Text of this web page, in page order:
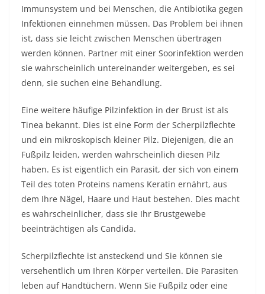
Immunsystem und bei Menschen, die Antibiotika gegen
Infektionen einnehmen müssen. Das Problem bei ihnen
ist, dass sie leicht zwischen Menschen übertragen
werden können. Partner mit einer Soorinfektion werden
sie wahrscheinlich untereinander weitergeben, es sei
denn, sie suchen eine Behandlung.
Eine weitere häufige Pilzinfektion in der Brust ist als
Tinea bekannt. Dies ist eine Form der Scherpilzflechte
und ein mikroskopisch kleiner Pilz. Diejenigen, die an
Fußpilz leiden, werden wahrscheinlich diesen Pilz
haben. Es ist eigentlich ein Parasit, der sich von einem
Teil des toten Proteins namens Keratin ernährt, aus
dem Ihre Nägel, Haare und Haut bestehen. Dies macht
es wahrscheinlicher, dass sie Ihr Brustgewebe
beeinträchtigen als Candida.
Scherpilzflechte ist ansteckend und Sie können sie
versehentlich um Ihren Körper verteilen. Die Parasiten
leben auf Handtüchern. Wenn Sie Fußpilz oder eine